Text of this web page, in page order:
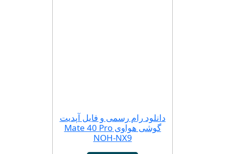
دانلود رام رسمی و فایل آپدیت
گوشی هواوی Mate 40 Pro
NOH-NX9